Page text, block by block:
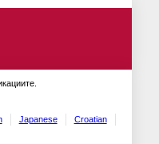
Japanese
Croatian